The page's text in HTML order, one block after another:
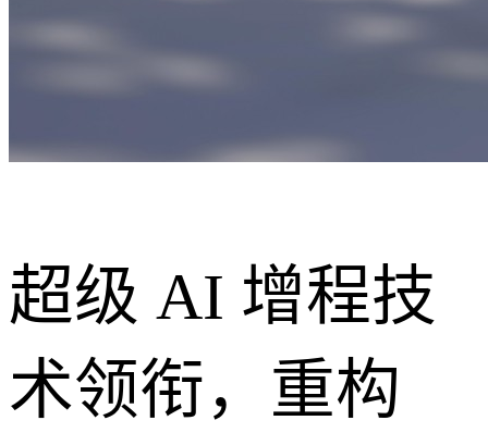
超级 AI 增程技
术领衔，重构